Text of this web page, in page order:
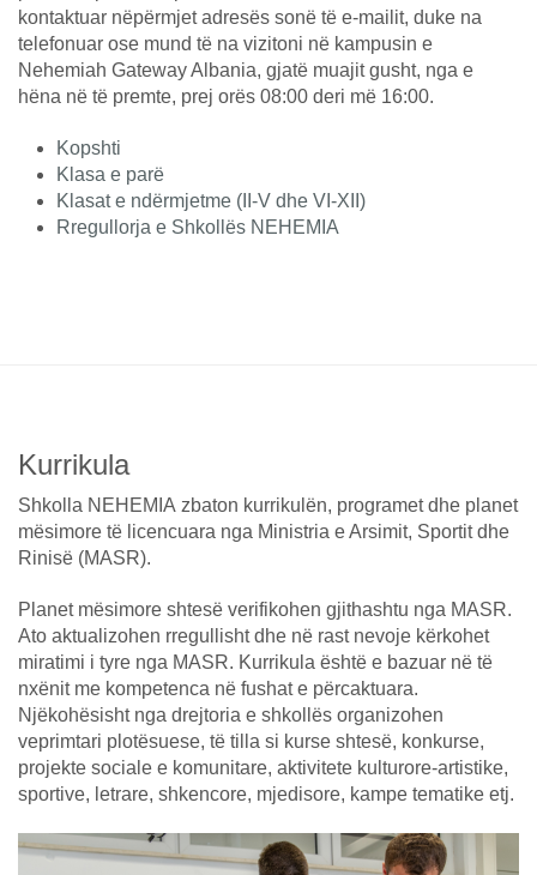
kontaktuar nëpërmjet adresës sonë të e-mailit, duke na
telefonuar ose mund të na vizitoni në kampusin e
Nehemiah Gateway Albania, gjatë muajit gusht, nga e
hëna në të premte, prej orës 08:00 deri më 16:00.
Kopshti
Klasa e parë
Klasat e ndërmjetme (II-V dhe VI-XII)
Rregullorja e Shkollës NEHEMIA
Kurrikula
Shkolla NEHEMIA zbaton kurrikulën, programet dhe planet
mësimore të licencuara nga Ministria e Arsimit, Sportit dhe
Rinisë (MASR).
Planet mësimore shtesë verifikohen gjithashtu nga MASR.
Ato aktualizohen rregullisht dhe në rast nevoje kërkohet
miratimi i tyre nga MASR. Kurrikula është e bazuar në të
nxënit me kompetenca në fushat e përcaktuara.
Njëkohësisht nga drejtoria e shkollës organizohen
veprimtari plotësuese, të tilla si kurse shtesë, konkurse,
projekte sociale e komunitare, aktivitete kulturore-artistike,
sportive, letrare, shkencore, mjedisore, kampe tematike etj.